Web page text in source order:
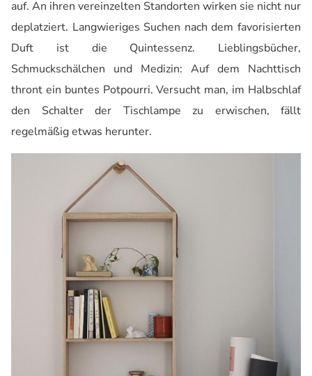
auf. An ihren vereinzelten Standorten wirken sie nicht nur
deplatziert. Langwieriges Suchen nach dem favorisierten
Duft ist die Quintessenz. Lieblingsbücher,
Schmuckschälchen und Medizin: Auf dem Nachttisch
thront ein buntes Potpourri. Versucht man, im Halbschlaf
den Schalter der Tischlampe zu erwischen, fällt
regelmäßig etwas herunter.